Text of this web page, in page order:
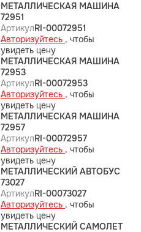
МЕТАЛЛИЧЕСКАЯ МАШИНА
72951
АртикулRI-00072951
Авторизуйтесь , чтобы
увидеть цену
МЕТАЛЛИЧЕСКАЯ МАШИНА
72953
АртикулRI-00072953
Авторизуйтесь , чтобы
увидеть цену
МЕТАЛЛИЧЕСКАЯ МАШИНА
72957
АртикулRI-00072957
Авторизуйтесь , чтобы
увидеть цену
МЕТАЛЛИЧЕСКИЙ АВТОБУС
73027
АртикулRI-00073027
Авторизуйтесь , чтобы
увидеть цену
МЕТАЛЛИЧЕСКИЙ САМОЛЕТ